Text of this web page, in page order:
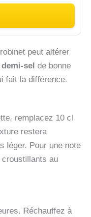
peut altérer
sel de bonne
fait la différence.
remplacez 10 cl
restera
léger. Pour une note
au
Réchauffez à